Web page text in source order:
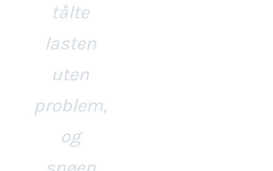
tålte
lasten
uten
problem,
og